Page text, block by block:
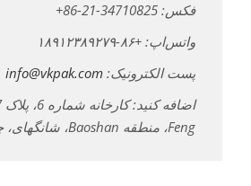
فکس: 34710825-21-86+
واتس‌اپ: +۸۶-۱۸۹۱۲۳۸۹۲۷۹
پست الکترونیک: info@vkpak.com
Feng، منطقه Baoshan، شانگهای، چین.